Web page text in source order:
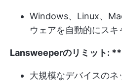
Windows、Linux、
ウェアを自動的にスキ
Lansweeperのリミット: **
大規模なデバイスのネ